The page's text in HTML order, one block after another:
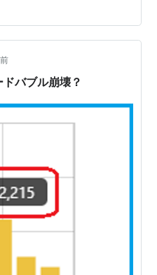
ップグレードに成功し
FMV A03003CPU：…
バブル崩壊？